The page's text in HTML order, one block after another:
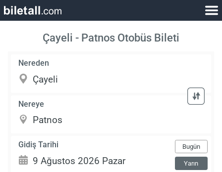
Çayeli - Patnos Otobüs Bileti
Nereden
Nereye
Gidiş Tarihi Bugün
Yarın